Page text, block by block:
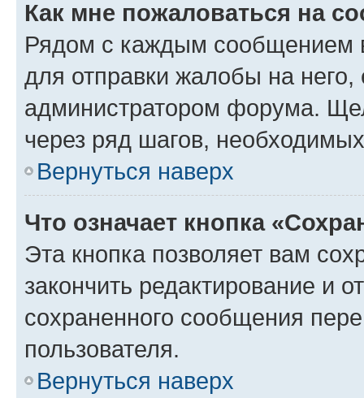
Как мне пожаловаться на
Рядом с каждым сообщением
для отправки жалобы на
администратором форума.
через ряд шагов,
Вернуться наверх
Что означает кнопка
Эта кнопка позволяет вам
закончить редактирование и
сохраненного сообщения
пользователя.
Вернуться наверх